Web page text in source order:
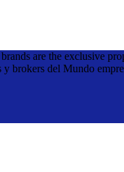
are the exclusive
brokers del Mundo